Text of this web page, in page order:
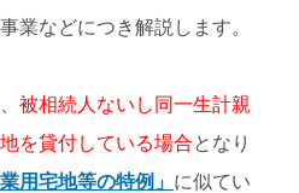
業などにつき解説します。
被相続人ないし同一生計親
を貸付している場合となり
用宅地等の特例」 に似てい